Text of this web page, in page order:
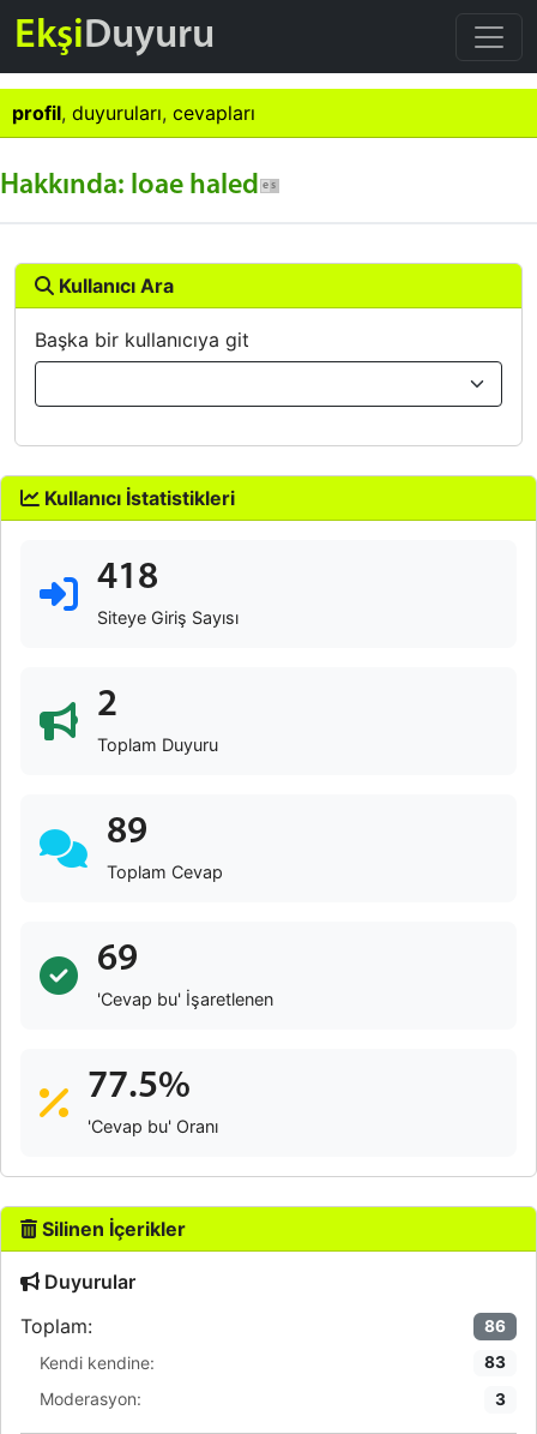
EkşiDuyuru
profil, duyuruları, cevapları
Hakkında: loae haled
Kullanıcı Ara
Başka bir kullanıcıya git
Kullanıcı İstatistikleri
418
Siteye Giriş Sayısı
2
Toplam Duyuru
89
Toplam Cevap
69
'Cevap bu' İşaretlenen
77.5%
'Cevap bu' Oranı
Silinen İçerikler
Duyurular
Toplam:
86
Kendi kendine: 83
Moderasyon: 3